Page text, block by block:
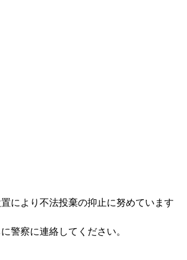
により不法投棄の抑止に努めています
警察に連絡してください。​